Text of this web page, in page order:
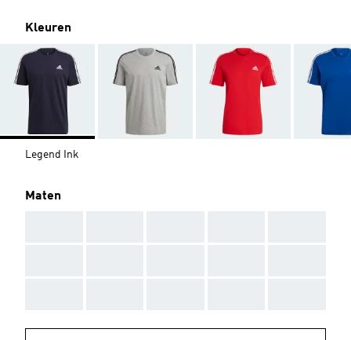
Kleuren
Legend Ink
Maten